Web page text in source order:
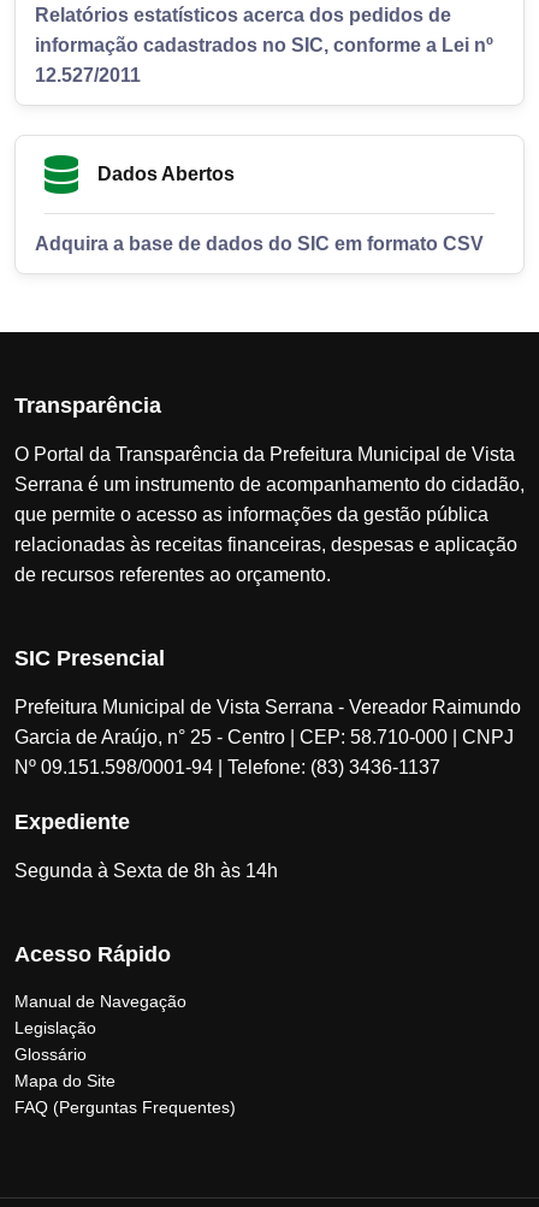
Relatórios estatísticos acerca dos pedidos de
informação cadastrados no SIC, conforme a Lei nº
12.527/2011
Dados Abertos
Adquira a base de dados do SIC em formato CSV
Transparência
O Portal da Transparência da Prefeitura Municipal de Vista
Serrana é um instrumento de acompanhamento do cidadão,
que permite o acesso as informações da gestão pública
relacionadas às receitas financeiras, despesas e aplicação
de recursos referentes ao orçamento.
SIC Presencial
Prefeitura Municipal de Vista Serrana - Vereador Raimundo
Garcia de Araújo, n° 25 - Centro | CEP: 58.710-000 | CNPJ
Nº 09.151.598/0001-94 | Telefone: (83) 3436-1137
Expediente
Segunda à Sexta de 8h às 14h
Acesso Rápido
Manual de Navegação
Legislação
Glossário
Mapa do Site
FAQ (Perguntas Frequentes)